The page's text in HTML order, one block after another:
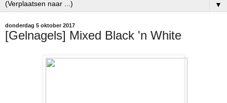
▼
donderdag 5 oktober 2017
[Gelnagels] Mixed Black 'n White